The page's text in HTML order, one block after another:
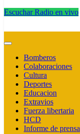
Escuchar Radio en vivo
Bomberos
Colaboraciones
Cultura
Deportes
Educacion
Extravios
Fuerza libertaria
HCD
Informe de prensa